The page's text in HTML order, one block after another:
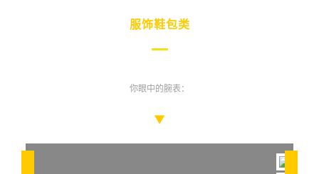
服饰鞋包类
你眼中的腕表：
▼